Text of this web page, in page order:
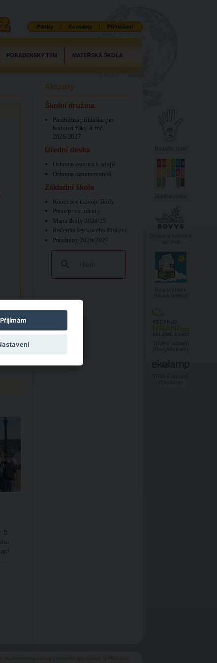
Platby Kontakty Přihlášení
PORADENSKÝ TÝM MATEŘSKÁ ŠKOLA
B
Aktuality
Školní družina
Předběžná přihláška pro
budoucí žáky 4. roč.
2026/2027
Úřední deska
Ochrana osobních údajů
Ochrana oznamovatelů
Základní škola
Koncepce rozvoje školy
Praxe pro studenty
Mapa školy 2024/25
Ročenka šestkového školství
Prázdniny 2026/2027
Přijímám